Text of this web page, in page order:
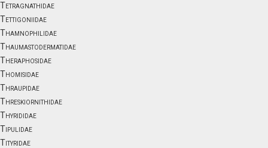
Tetragnathidae
Tettigoniidae
Thamnophilidae
Thaumastodermatidae
Theraphosidae
Thomisidae
Thraupidae
Threskiornithidae
Thyrididae
Tipulidae
Tityridae